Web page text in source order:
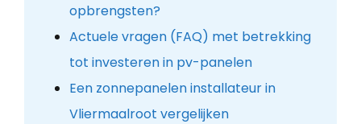
opbrengsten?
Actuele vragen (FAQ) met betrekking
tot investeren in pv-panelen
Een zonnepanelen installateur in
Vliermaalroot vergelijken